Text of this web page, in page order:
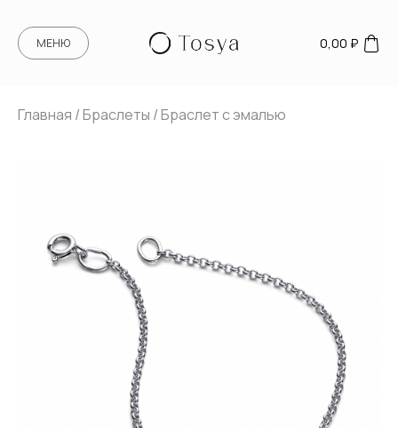
МЕНЮ 0,00 ₽
Главная /Браслеты / Браслет с эмалью